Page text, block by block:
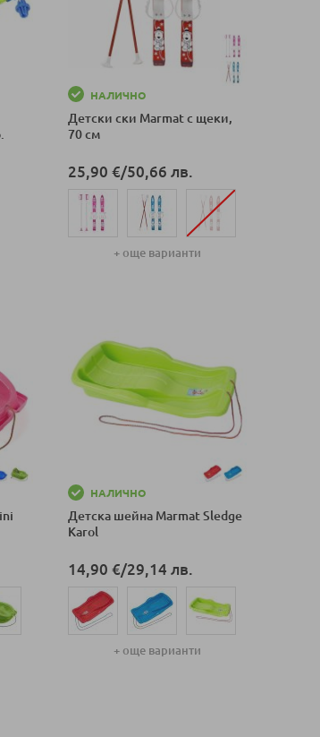
НАЛИЧНО
Детски ски Marmat с щеки,
70 см
25,90 €/50,66 лв.
+ още варианти
НАЛИЧНО
Детска шейна Marmat Sledge
Karol
14,90 €/29,14 лв.
+ още варианти